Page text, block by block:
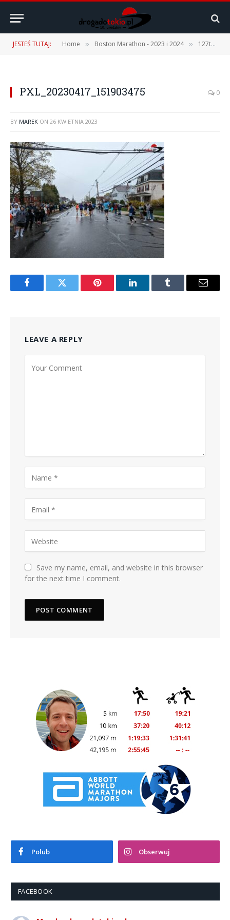
JESTEŚ TUTAJ: Home » Boston Marathon - 2023 i 2024 » 127th Boston Marathon – 17.04.2023 r. [1 część – Podróż, Expo, Fan Fest]
PXL_20230417_151903475 0
BY MAREK ON 26 KWIETNIA 2023
FacebookTwitter Pinterest LinkedInTumblr Email
LEAVE A REPLY
Save my name, email, and website in this browser
for the next time I comment.
Polub Obserwuj
FACEBOOK